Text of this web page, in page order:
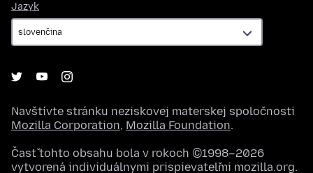
Jazyk
Navštívte stránku neziskovej materskej spoločnosti
Mozilla Corporation, Mozilla Foundation.
Časť tohto obsahu bola v rokoch ©1998–2026
vytvorená individuálnymi prispievateľmi mozilla.org.